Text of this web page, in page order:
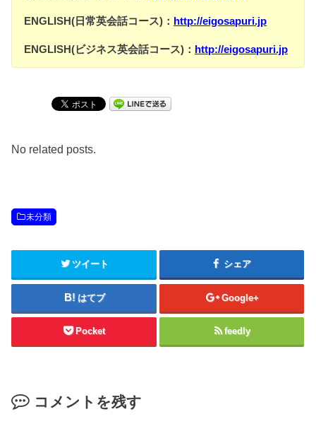
ENGLISH(日常英会話コース)： http://eigosapuri.jp
ENGLISH(ビジネス英会話コース)： http://eigosapuri.jp
No related posts.
未分類
ツイート シェア
はてブ Google+
Pocket feedly
コメントを残す